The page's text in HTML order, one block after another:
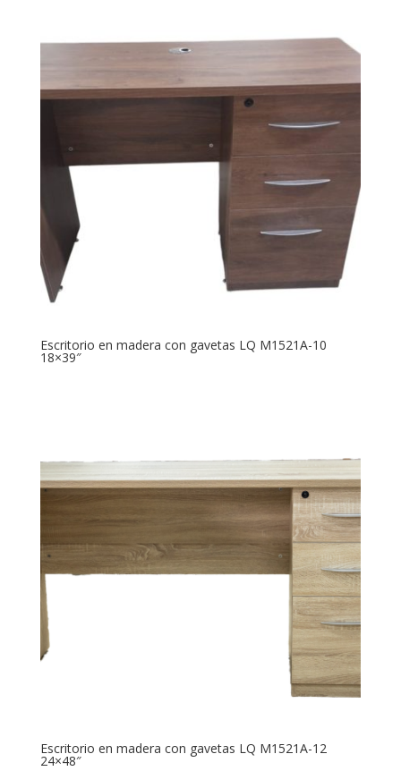
Escritorio en madera con gavetas LQ M1521A-10
18×39″
Escritorio en madera con gavetas LQ M1521A-12
24×48″